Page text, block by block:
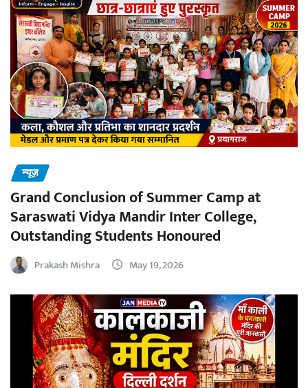
न्यूज़
Grand Conclusion of Summer Camp at
Saraswati Vidya Mandir Inter College,
Outstanding Students Honoured
Prakash Mishra May 19, 2026